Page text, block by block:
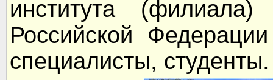
института (филиала)
Российской
специалисты, студенты.